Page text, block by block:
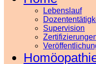
Lebenslauf
Supervision